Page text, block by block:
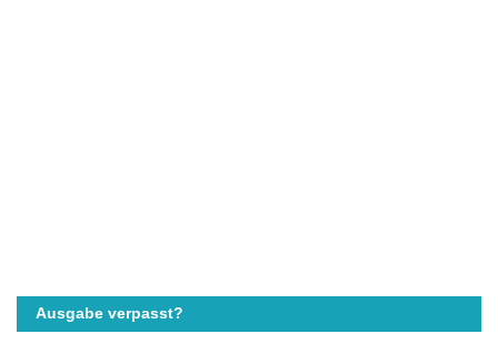
Ausgabe verpasst?